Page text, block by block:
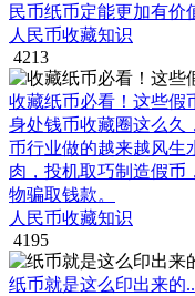
民币纸币定能更加有价
人民币收藏知识
4213
收藏纸币必看！这些假
身处钱币收藏圈这么久
币行业做的越来越风生
肉，投机取巧制造假币
物骗取钱款。
人民币收藏知识
4195
纸币就是这么印出来的